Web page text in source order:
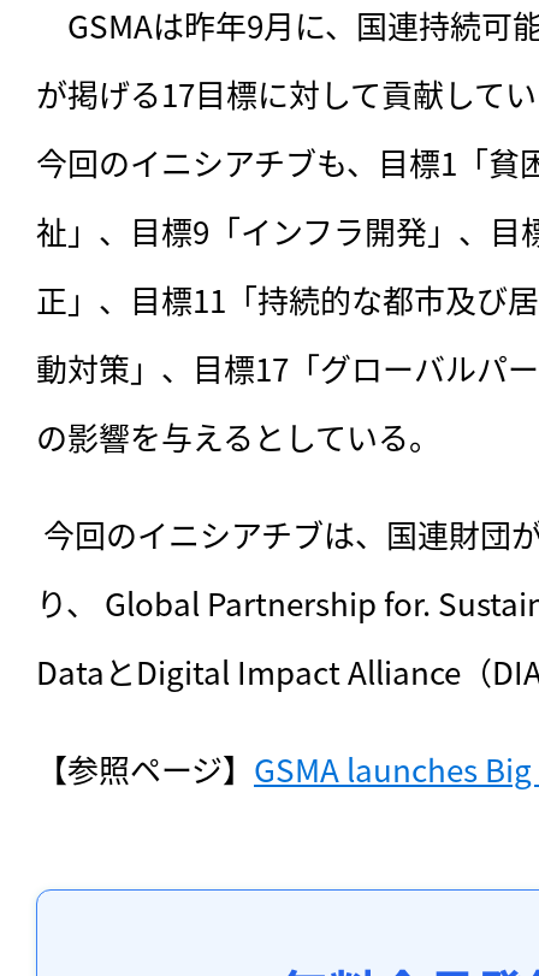
GSMAは昨年9月に、国連持続可
が掲げる17目標に対して貢献して
今回のイニシアチブも、目標1「貧
祉」、目標9「インフラ開発」、目
正」、目標11「持続的な都市及び
動対策」、目標17「グローバルパ
の影響を与えるとしている。
り、 Global Partnership for.
DataとDigital Impact Alliance（
【参照ページ】 GSMA launches